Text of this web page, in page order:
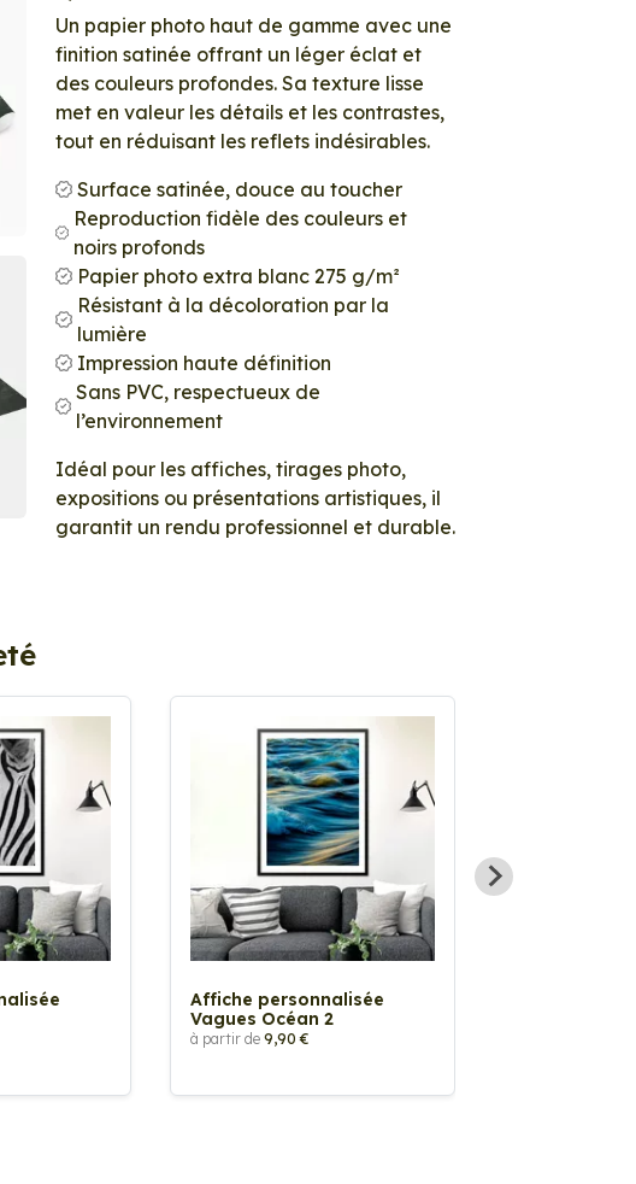
Un papier photo haut de gamme avec une
finition satinée offrant un léger éclat et
des couleurs profondes. Sa texture lisse
met en valeur les détails et les contrastes,
tout en réduisant les reflets indésirables.
Surface satinée, douce au toucher
Reproduction fidèle des couleurs et
noirs profonds
Papier photo extra blanc 275 g/m²
Résistant à la décoloration par la
lumière
Impression haute définition
Sans PVC, respectueux de
l’environnement
Idéal pour les affiches, tirages photo,
expositions ou présentations artistiques, il
garantit un rendu professionnel et durable.
Affiche personnalisée
Vagues Océan 2
à partir de 9,90 €